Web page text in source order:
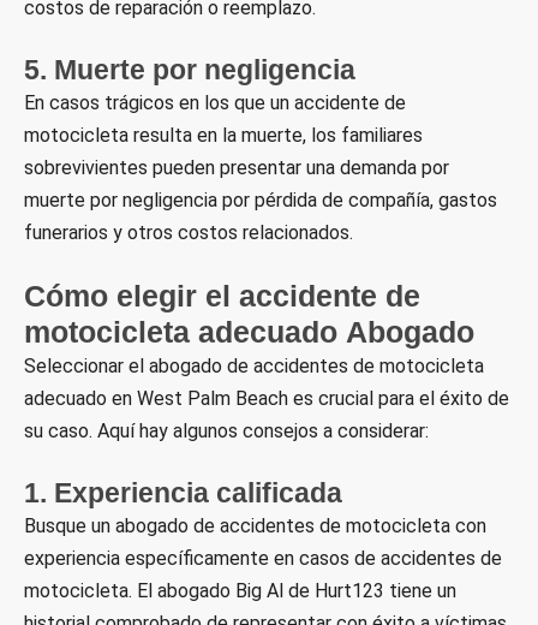
costos de reparación o reemplazo.
5. Muerte por negligencia
En casos trágicos en los que un accidente de
motocicleta resulta en la muerte, los familiares
sobrevivientes pueden presentar una demanda por
muerte por negligencia por pérdida de compañía, gastos
funerarios y otros costos relacionados.
Cómo elegir el accidente de
motocicleta adecuado Abogado
Seleccionar el abogado de accidentes de motocicleta
adecuado en West Palm Beach es crucial para el éxito de
su caso. Aquí hay algunos consejos a considerar:
1. Experiencia calificada
Busque un abogado de accidentes de motocicleta con
experiencia específicamente en casos de accidentes de
motocicleta. El abogado Big Al de Hurt123 tiene un